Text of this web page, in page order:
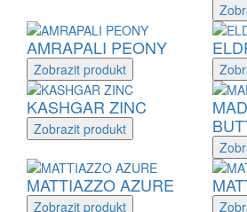
AMRAPALI PEONY
Zobrazit produkt
KASHGAR ZINC
Zobrazit produkt
MATTIAZZO AZURE
Zobrazit produkt